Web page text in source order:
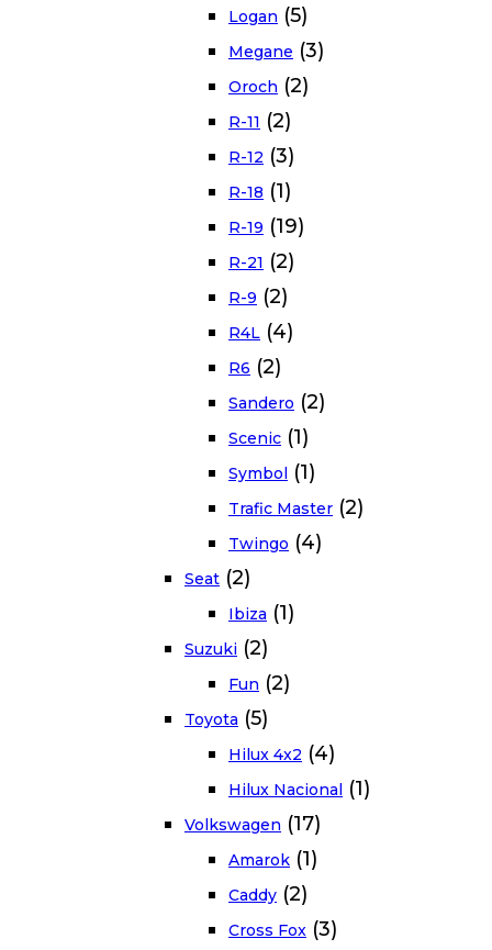
Logan (5)
Megane (3)
Oroch (2)
R-11 (2)
R-12 (3)
R-18 (1)
R-19 (19)
R-21 (2)
R-9 (2)
R4L (4)
R6 (2)
Sandero (2)
Scenic (1)
Symbol (1)
Trafic Master (2)
Twingo (4)
Seat (2)
Ibiza (1)
Suzuki (2)
Fun (2)
Toyota (5)
Hilux 4x2 (4)
Hilux Nacional (1)
Volkswagen (17)
Amarok (1)
Caddy (2)
Cross Fox (3)